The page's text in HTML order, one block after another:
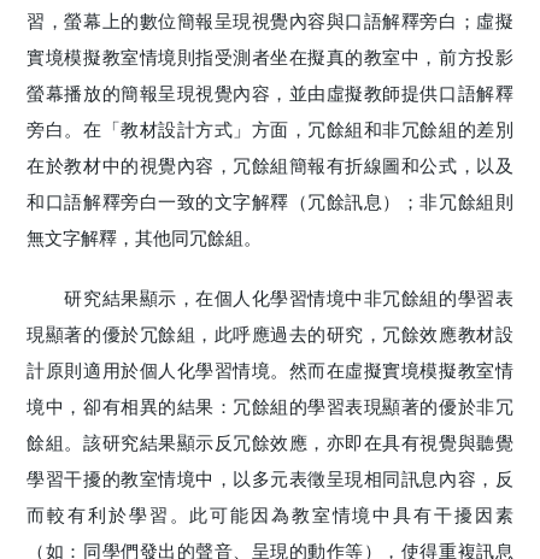
習，螢幕上的數位簡報呈現視覺內容與口語解釋旁白；虛擬
實境模擬教室情境則指受測者坐在擬真的教室中，前方投影
螢幕播放的簡報呈現視覺內容，並由虛擬教師提供口語解釋
旁白。在「教材設計方式」方面，冗餘組和非冗餘組的差別
在於教材中的視覺內容，冗餘組簡報有折線圖和公式，以及
和口語解釋旁白一致的文字解釋（冗餘訊息）；非冗餘組則
無文字解釋，其他同冗餘組。
研究結果顯示，在個人化學習情境中非冗餘組的學習表
現顯著的優於冗餘組，此呼應過去的研究，冗餘效應教材設
計原則適用於個人化學習情境。然而在虛擬實境模擬教室情
境中，卻有相異的結果：冗餘組的學習表現顯著的優於非冗
餘組。該研究結果顯示反冗餘效應，亦即在具有視覺與聽覺
學習干擾的教室情境中，以多元表徵呈現相同訊息內容，反
而較有利於學習。此可能因為教室情境中具有干擾因素
（如：同學們發出的聲音、呈現的動作等），使得重複訊息